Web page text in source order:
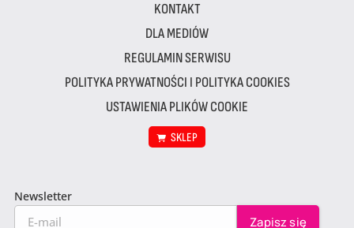
KONTAKT
DLA MEDIÓW
REGULAMIN SERWISU
POLITYKA PRYWATNOŚCI I POLITYKA COOKIES
USTAWIENIA PLIKÓW COOKIE
SKLEP
Newsletter